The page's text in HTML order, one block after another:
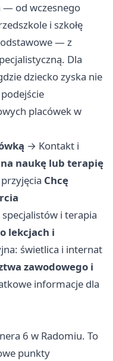
— od wczesnego
i szkołę
— z
Dla
dziecko zyska nie
placówek w
→ Kontakt i
naukę lub terapię
Chcę
i terapia
lekcjach i
świetlica i internat
zawodowego i
informacje dla
6 w Radomiu. To
punkty